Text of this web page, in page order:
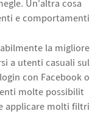
Un'altra cosa è
e comportamenti.
la migliore
a utenti casuali sul
con Facebook o
molte possibilità
applicare molti filtri